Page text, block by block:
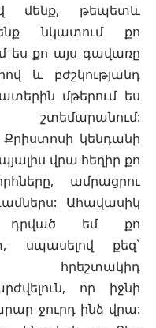
մենք, թեպետև
նկատում քո
ես քո այս գավառը
և բժշկությանդ
մթերում ես
շտեմարանում:
Քրիստոսի կենդանի
վրա հեղիր քո
ամրացրու
Ահավասիկ
դրված եմ քո
սպասելով քեզ`
հրեշտակիդ
որ իջնի
ջուրդ ինձ վրա: